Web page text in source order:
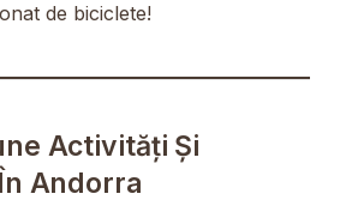
de biciclete!
Activități Și
Andorra